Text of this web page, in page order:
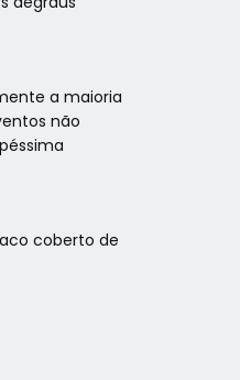
a maioria
não
coberto de